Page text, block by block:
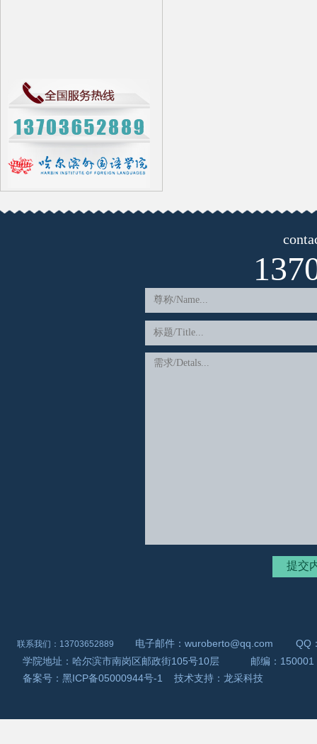
联系我们：13703652889
电子邮件：wuroberto@qq.com QQ
学院地址：哈尔滨市南岗区邮政街105号10层 邮编：150001
备案号： 黑ICP备05000944号-1 技术支持：龙采科技